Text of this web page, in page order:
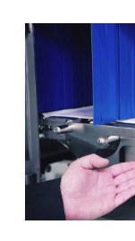
Abbiamo
caricare il
Utilizziamo
incorporare
raccogliere
i dettagli e
video.